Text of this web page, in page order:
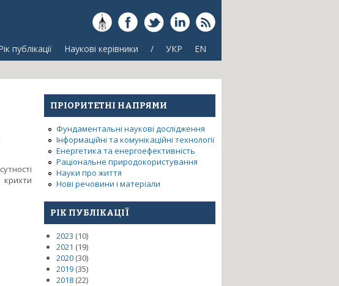
публікації Наукові керівники / УКР EN
інших гумотехнічних виробів
ПРІОРИТЕТНІ НАПРЯМИ
Фундаментальні наукові дослідження
Інформаційні та комунікаційні технології
Енергетика та енергоефективність
Раціональне природокористування
Науки про життя
Нові речовини і матеріали
РІК ПУБЛІКАЦІЇ
2023 (10)
2021 (19)
2020 (30)
2019 (35)
2018 (22)